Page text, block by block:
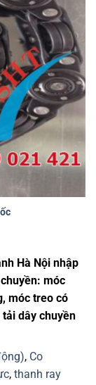
Hà Nội nhập
móc
móc treo có
dây chuyền
, Co
, thanh ray